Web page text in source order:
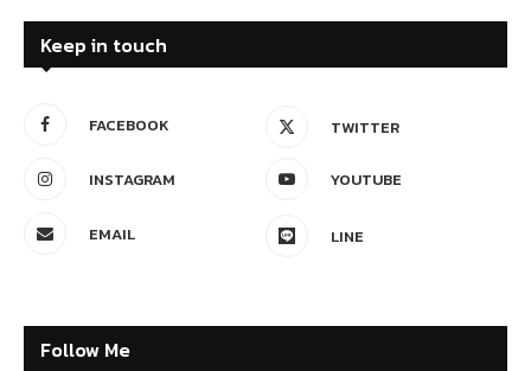
Keep in touch
FACEBOOK TWITTER
INSTAGRAM YOUTUBE
EMAIL LINE
Follow Me